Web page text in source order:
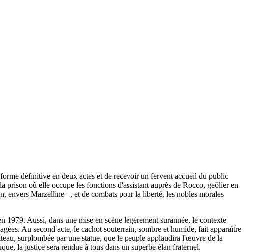
définitive en deux actes et de recevoir un fervent accueil du public
où elle occupe les fonctions d'assistant auprès de Rocco, geôlier en
envers Marzelline –, et de combats pour la liberté, les nobles morales
Aussi, dans une mise en scène légèrement surannée, le contexte
Au second acte, le cachot souterrain, sombre et humide, fait apparaître
surplombée par une statue, que le peuple applaudira l'œuvre de la
la justice sera rendue à tous dans un superbe élan fraternel.